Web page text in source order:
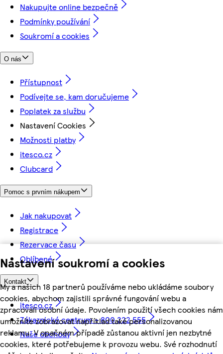
Nastavení soukromí a cookies
My a našich 18 partnerů používáme nebo ukládáme soubory
cookies, abychom zajistili správné fungování webu a
zpracovali osobní údaje. Povolením použití všech cookies nám
umožníte zobrazovat například také personalizovanou
reklamu. V opačném případě zůstanou aktivní jen nezbytné
cookies, které potřebujeme k provozu webu. Své rozhodnutí
Nakupujte online bezpečně
Podmínky používání
Soukromí a cookies
O nás
Přístupnost
Podívejte se, kam doručujeme
Poplatek za službu
Nastavení Cookies
Možnosti platby
itesco.cz
Clubcard
Pomoc s prvním nákupem
Jak nakupovat
Registrace
Rezervace času
Oblíbené
Kontakt
itesco.cz
Zákaznické centrum - 800 222 555
Naše obchody